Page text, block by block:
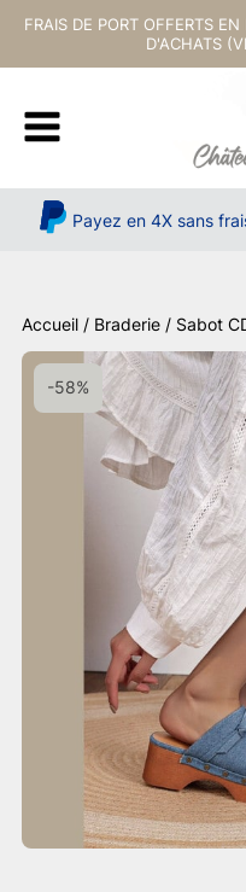
FRAIS DE PORT OFFERTS
D'ACHATS
Payez en 4X sans
Accueil / Braderie / Sabot
-58%